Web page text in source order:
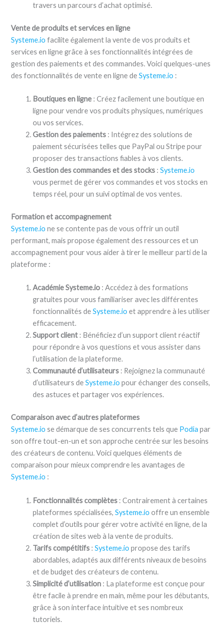
travers un parcours d’achat optimisé.
Vente de produits et services en ligne
Systeme.io facilite également la vente de vos produits et
services en ligne grâce à ses fonctionnalités intégrées de
gestion des paiements et des commandes. Voici quelques-unes
des fonctionnalités de vente en ligne deSysteme.io :
Boutiques en ligne : Créez facilement une boutique en
ligne pour vendre vos produits physiques, numériques
ou vos services.
Gestion des paiements : Intégrez des solutions de
paiement sécurisées telles que PayPal ou Stripe pour
proposer des transactions fiables à vos clients.
Gestion des commandes et des stocks :Systeme.io
vous permet de gérer vos commandes et vos stocks en
temps réel, pour un suivi optimal de vos ventes.
Formation et accompagnement
Systeme.io ne se contente pas de vous offrir un outil
performant, mais propose également des ressources et un
accompagnement pour vous aider à tirer le meilleur parti de la
plateforme :
Académie Systeme.io : Accédez à des formations
gratuites pour vous familiariser avec les différentes
fonctionnalités deSysteme.io et apprendre à les utiliser
efficacement.
Support client : Bénéficiez d’un support client réactif
pour répondre à vos questions et vous assister dans
l’utilisation de la plateforme.
Communauté d’utilisateurs : Rejoignez la communauté
d’utilisateurs deSysteme.io pour échanger des conseils,
des astuces et partager vos expériences.
Comparaison avec d’autres plateformes
Systeme.io se démarque de ses concurrents tels que Podia par
son offre tout-en-un et son approche centrée sur les besoins
des créateurs de contenu. Voici quelques éléments de
comparaison pour mieux comprendre les avantages de
Systeme.io :
Fonctionnalités complètes : Contrairement à certaines
plateformes spécialisées,Systeme.io offre un ensemble
complet d’outils pour gérer votre activité en ligne, de la
création de sites web à la vente de produits.
Tarifs compétitifs :Systeme.io propose des tarifs
abordables, adaptés aux différents niveaux de besoins
et de budget des créateurs de contenu.
Simplicité d’utilisation : La plateforme est conçue pour
être facile à prendre en main, même pour les débutants,
grâce à son interface intuitive et ses nombreux
tutoriels.